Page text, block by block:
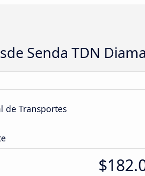
Senda TDN
de Transportes